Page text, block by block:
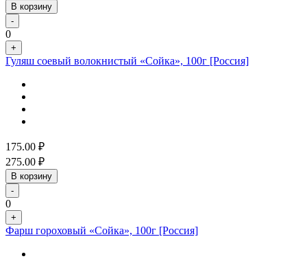
В корзину
-
0
+
Гуляш соевый волокнистый «Сойка», 100г [Россия]
175.00 ₽
275.00 ₽
В корзину
-
0
+
Фарш гороховый «Сойка», 100г [Россия]